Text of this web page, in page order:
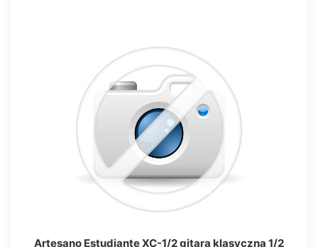
Artesano Estudiante XC-1/2 gitara klasyczna 1/2